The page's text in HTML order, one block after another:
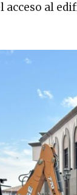
acceso al